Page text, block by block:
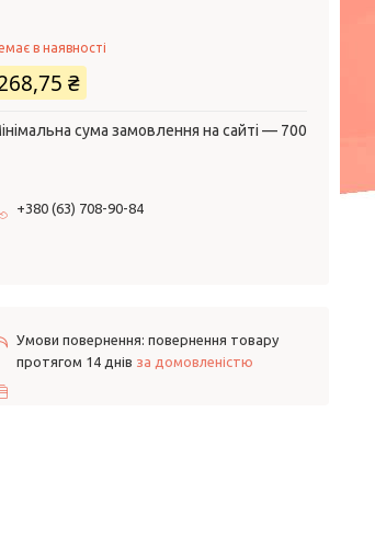
в наявності
₴
сума замовлення на сайті — 700
+380 (63) 708-90-84
повернення товару
протягом 14 днів за домовленістю